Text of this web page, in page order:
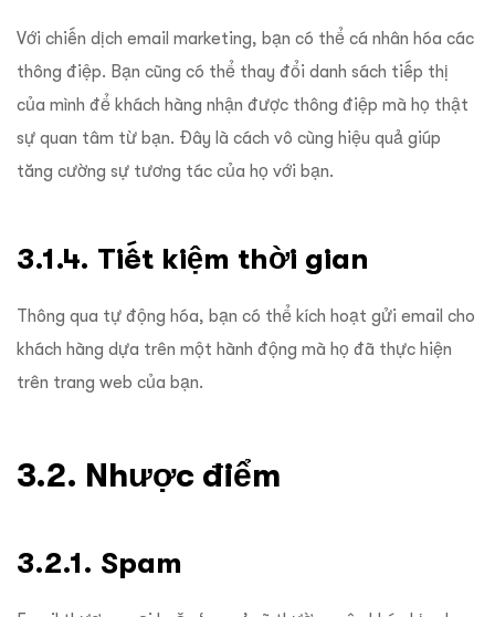
Với chiến dịch email marketing, bạn có thể cá nhân hóa các
thông điệp. Bạn cũng có thể thay đổi danh sách tiếp thị
của mình để khách hàng nhận được thông điệp mà họ thật
sự quan tâm từ bạn. Đây là cách vô cùng hiệu quả giúp
tăng cường sự tương tác của họ với bạn.
3.1.4. Tiết kiệm thời gian
Thông qua tự động hóa, bạn có thể kích hoạt gửi email cho
khách hàng dựa trên một hành động mà họ đã thực hiện
trên trang web của bạn.
3.2. Nhược điểm
3.2.1. Spam